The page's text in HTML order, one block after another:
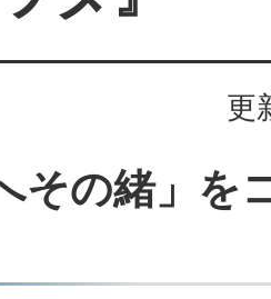
更
その緒」を